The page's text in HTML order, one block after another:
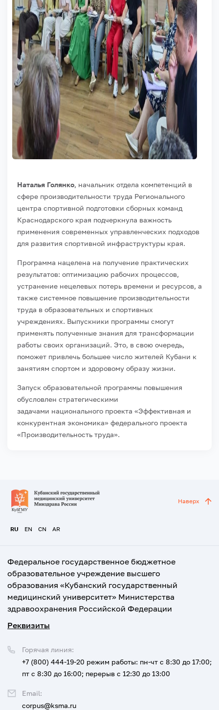
Наталья Голянко, начальник отдела компетенций в
сфере производительности труда Регионального
центра спортивной подготовки сборных команд
Краснодарского края подчеркнула важность
применения современных управленческих подходов
для развития спортивной инфраструктуры края.
Программа нацелена на получение практических
результатов: оптимизацию рабочих процессов,
устранение нецелевых потерь времени и ресурсов, а
также системное повышение производительности
труда в образовательных и спортивных
учреждениях. Выпускники программы смогут
применять полученные знания для трансформации
работы своих организаций. Это, в свою очередь,
поможет привлечь большее число жителей Кубани к
занятиям спортом и здоровому образу жизни.
Запуск образовательной программы повышения
обусловлен стратегическими
задачами национального проекта «Эффективная и
конкурентная экономика» федерального проекта
«Производительность труда».
RU EN CN AR
Наверх
Федеральное государственное бюджетное
образовательное учреждение высшего
образования «Кубанский государственный
медицинский университет» Министерства
здравоохранения Российской Федерации
Реквизиты
Горячая линия:
+7 (800) 444-19-20 режим работы: пн-чт с 8:30 до 17:00;
пт с 8:30 до 16:00; перерыв с 12:30 до 13:00
Email:
corpus@ksma.ru